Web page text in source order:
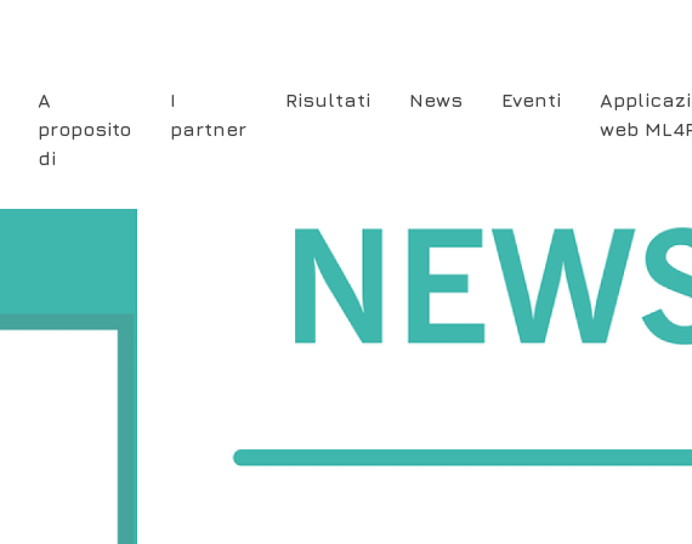
Main
navigation
A
proposito
di
I
partner
Risultati News Eventi
web